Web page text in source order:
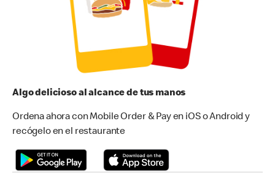
Algo delicioso al alcance de tus manos
Ordena ahora con Mobile Order & Pay en iOS o Android y
recógelo en el restaurante